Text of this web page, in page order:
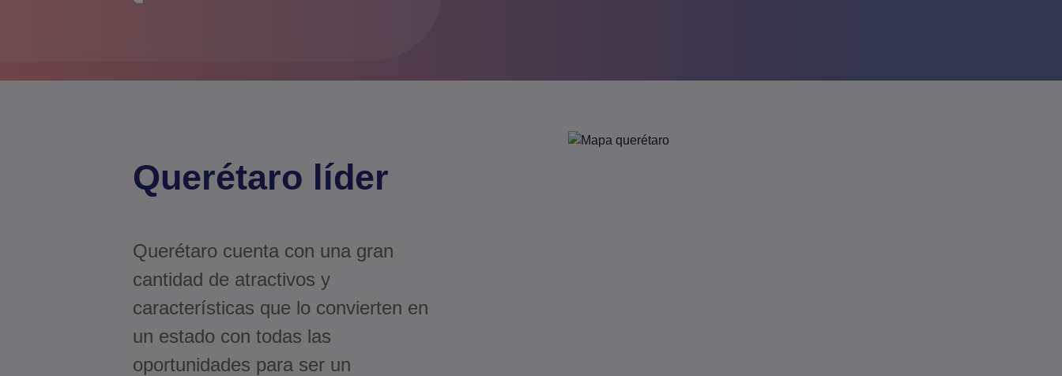
Querétaro líder
Querétaro cuenta con una gran
cantidad de atractivos y
características que lo convierten en
un estado con todas las
oportunidades para ser un